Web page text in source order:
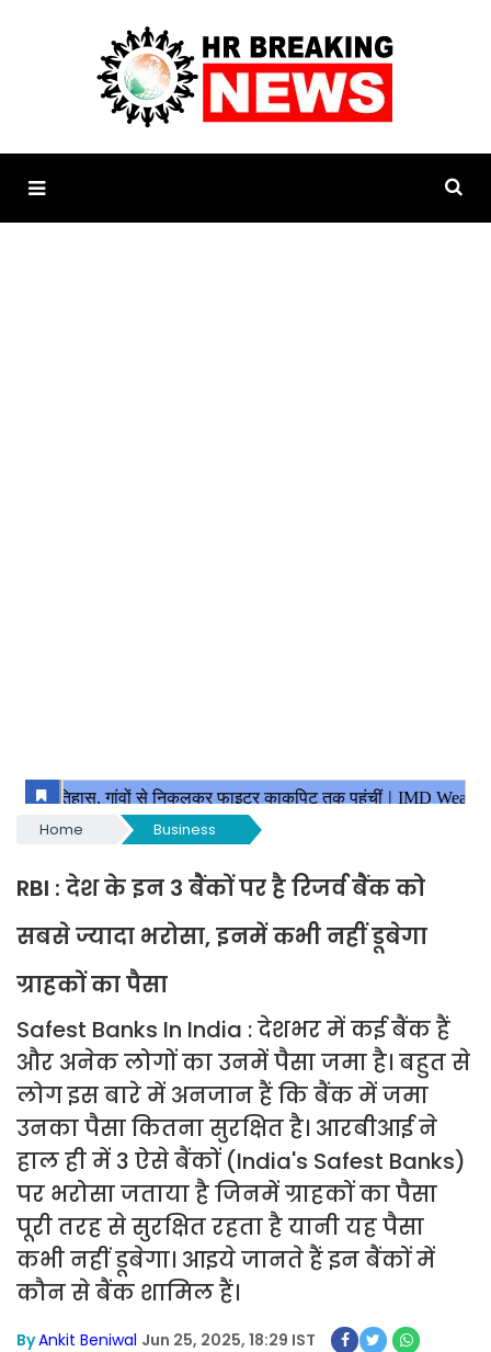
Home Business
RBI : देश के इन 3 बैंकों पर है रिजर्व बैंक को
सबसे ज्यादा भरोसा, इनमें कभी नहीं डूबेगा
ग्राहकों का पैसा
Safest Banks In India : देशभर में कई बैंक हैं
और अनेक लोगों का उनमें पैसा जमा है। बहुत से
लोग इस बारे में अनजान हैं कि बैंक में जमा
उनका पैसा कितना सुरक्षित है। आरबीआई ने
हाल ही में 3 ऐसे बैंकों (India's Safest Banks)
पर भरोसा जताया है जिनमें ग्राहकों का पैसा
पूरी तरह से सुरक्षित रहता है यानी यह पैसा
कभी नहीं डूबेगा। आइये जानते हैं इन बैंकों में
कौन से बैंक शामिल हैं।
ByAnkit Beniwal Jun 25, 2025, 18:29 IST